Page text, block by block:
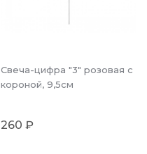
Свеча-цифра "3" розовая с
короной, 9,5см
260 ₽